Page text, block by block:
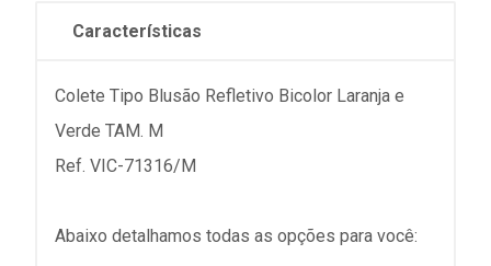
Características
Colete Tipo Blusão Refletivo Bicolor Laranja e
Verde TAM. M
Ref. VIC-71316/M
Abaixo detalhamos todas as opções para você: